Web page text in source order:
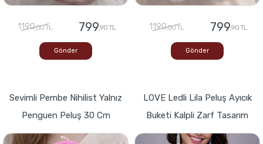
1190,00 TL 799,90 TL
Gönder
1190,00 TL 799,90 TL
Gönder
Sevimli Pembe Nihilist Yalnız
Penguen Peluş 30 Cm
LOVE Ledli Lila Peluş Ayıcık
Buketi Kalpli Zarf Tasarım